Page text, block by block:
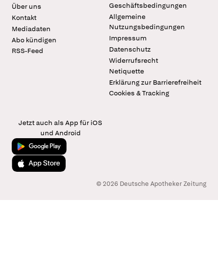
Über uns
Kontakt
Mediadaten
Abo kündigen
RSS-Feed
Geschäftsbedingungen
Allgemeine
Nutzungsbedingungen
Impressum
Datenschutz
Widerrufsrecht
Netiquette
Erklärung zur Barrierefreiheit
Cookies & Tracking
Jetzt auch als App für iOS
und Android
Jetzt bei Google Play
Laden im App Store
© 2026 Deutsche Apotheker Zeitung